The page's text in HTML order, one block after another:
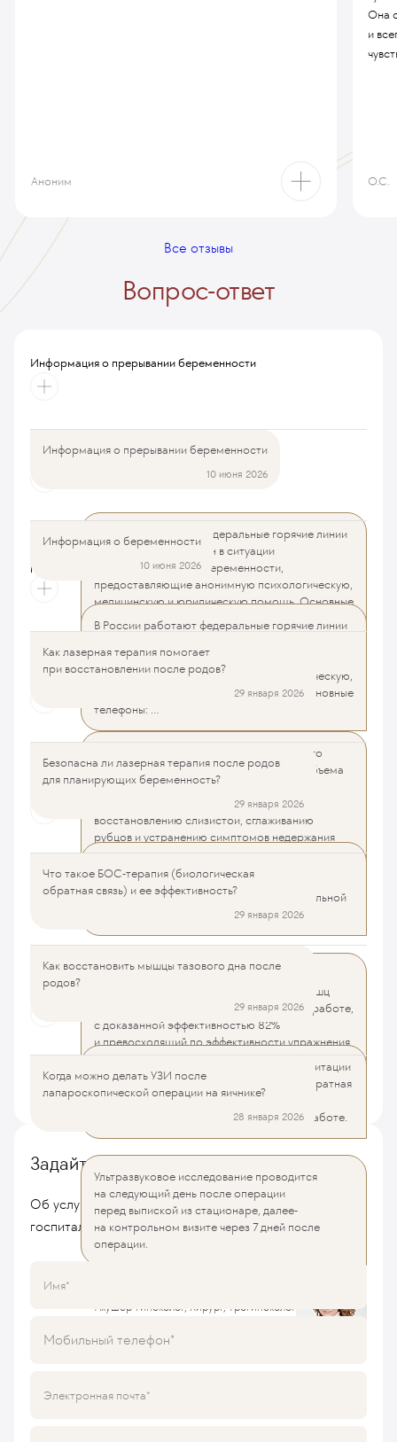
SGNC99
Аноним
Она
и
О.С.
Все отзывы
Вопрос-ответ
Информация о прерывании беременности
Информация о прерывании беременности
10 июня 2026
В России работают федеральные горячие линии
поддержки для женщин в ситуации
незапланированной беременности,
предоставляющие анонимную психологическую,
медицинскую и юридическую помощь. Основные
телефоны: ...
Читать далее
Информация о беременности
Информация о беременности
10 июня 2026
В России работают федеральные горячие линии
незапланированной беременности,
предоставляющие анонимную психологическую,
медицинскую и юридическую помощь. Основные
телефоны: ...
Как лазерная терапия помогает при восстановлении после
родов?
Как лазерная терапия помогает
при восстановлении после родов?
29 января 2026
Лазерная терапия запускает синтез нового
коллагена, что приводит к уменьшению объема
влагалища, восстановлению его тонуса
и эластичности, устранению провисания,
восстановлению слизистой, сглаживанию
рубцов и устранению симптомов недержания
Читать далее
Безопасна ли лазерная терапия после родов для планирующих
беременность?
Безопасна ли лазерная терапия после родов
для планирующих беременность?
29 января 2026
для последующей беременности и родов,
безболезненна, производится без специальной
подготовки и не требует реабилитации.
Что такое БОС-терапия (биологическая обратная связь) и ее
эффективность?
Что такое БОС-терапия (биологическая
обратная связь) и ее эффективность?
29 января 2026
БОС-терапия — это метод эффективного
восстановления функции ослабленных мышц
тазового дна, обучающий их правильной работе,
с доказанной эффективностью 82%
и превосходящий по эффективности упражнения
Как восстановить мышцы тазового дна после родов?
Как восстановить мышцы тазового дна после
родов?
29 января 2026
Одним из методов послеродовой реабилитации
является БОС-терапия (биологическая обратная
связь), направленная на укрепление мышц
тазового дна и обучение их правильной работе.
Когда можно делать УЗИ после лапароскопической операции
на яичнике?
Когда можно делать УЗИ после
лапароскопической операции на яичнике?
28 января 2026
Ультразвуковое исследование проводится
на следующий день после операции
перед выпиской из стационаре, далее-
на контрольном визите через 7 дней после
операции.
Акушер-гинеколог, Хирург, Урогинеколог
Все вопросы и ответы
Задайте вопрос
Об услугах, стоимости лечения, условиях
госпитализации, врачах или любые другие
Имя
Мобильный телефон
Электронная почта